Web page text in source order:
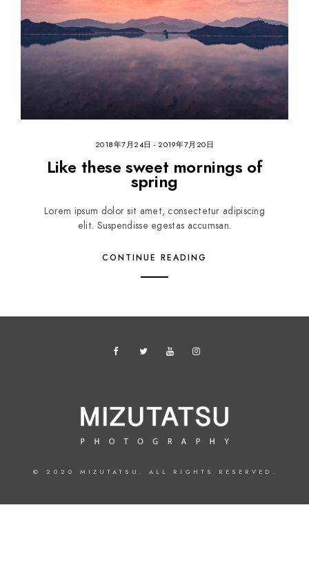
2018年7月24日 - 2019年7月20日
Like these sweet mornings of
spring
Lorem ipsum dolor sit amet, consectetur adipiscing
elit. Suspendisse egestas accumsan.
CONTINUE READING
© 2020 MIZUTATSU. ALL RIGHTS RESERVED.